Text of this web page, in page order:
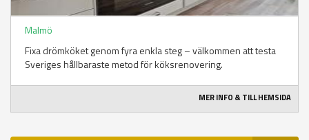
Malmö
Fixa drömköket genom fyra enkla steg – välkommen att testa
Sveriges hållbaraste metod för köksrenovering.
MER INFO & TILL HEMSIDA